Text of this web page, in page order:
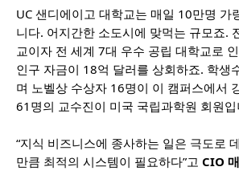
UC 샌디에이고 대학교는 매일 10만명 가
니다. 어지간한 소도시에 맞먹는 규모죠.
교이자 전 세계 7대 우수 공립 대학교로
인구 자금이 18억 달러를 상회하죠. 학생
며 노벨상 수상자 16명이 이 캠퍼스에서
61명의 교수진이 미국 국립과학원 회원입
“지식 비즈니스에 종사하는 일은 극도로
만큼 최적의 시스템이 필요하다”고 CIO